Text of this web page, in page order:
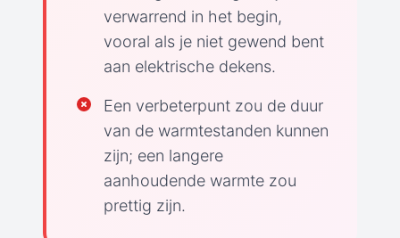
verwarrend in het begin,
vooral als je niet gewend bent
aan elektrische dekens.
Een verbeterpunt zou de duur
van de warmtestanden kunnen
zijn; een langere
aanhoudende warmte zou
prettig zijn.